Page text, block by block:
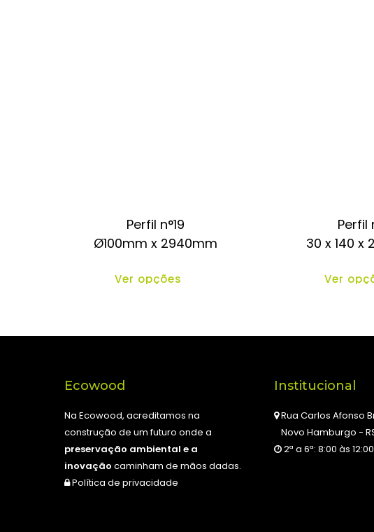
Perfil n°19
Ø100mm x 2940mm
Ver opções
Perfil
30 x 140 x
Ver
Ecowood
Na Ecowood, acreditamos na
construção de um futuro onde a
preservação ambiental e a
inovação caminham de mãos dadas.
Política de privacidade
Institucional
Rua Carlos Afonso
Novo Hamburgo -
2ª a 6ª: 8:00 às